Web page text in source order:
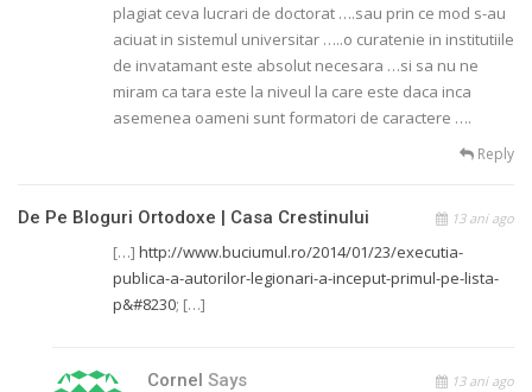
plagiat ceva lucrari de doctorat ….sau prin ce mod s-au
aciuat in sistemul universitar …..o curatenie in institutiile
de invatamant este absolut necesara …si sa nu ne
miram ca tara este la niveul la care este daca inca
asemenea oameni sunt formatori de caractere ….
Reply
De Pe Bloguri Ortodoxe | Casa Crestinului 13 ani ago
[…] http://www.buciumul.ro/2014/01/23/executia-
publica-a-autorilor-legionari-a-inceput-primul-pe-lista-
p&#8230; […]
CornelSays 13 ani ago